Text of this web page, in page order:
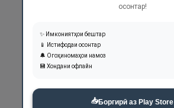
осонтар!
✨ Имкониятҳои бештар
📱 Истифодаи осонтар
🔔 Огоҳиномаҳои намоз
💾 Хондани офлайн
📥Боргирӣ аз Play Store